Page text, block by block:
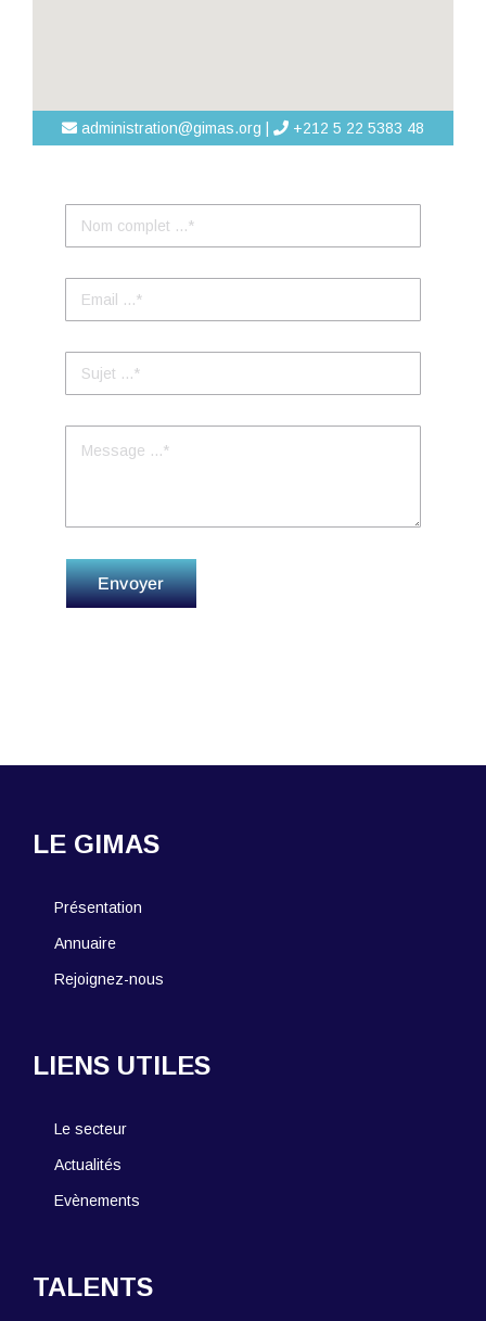
administration@gimas.org | +212 5 22 5383 48
Envoyer
LE GIMAS
Présentation
Annuaire
Rejoignez-nous
LIENS UTILES
Le secteur
Actualités
Evènements
TALENTS